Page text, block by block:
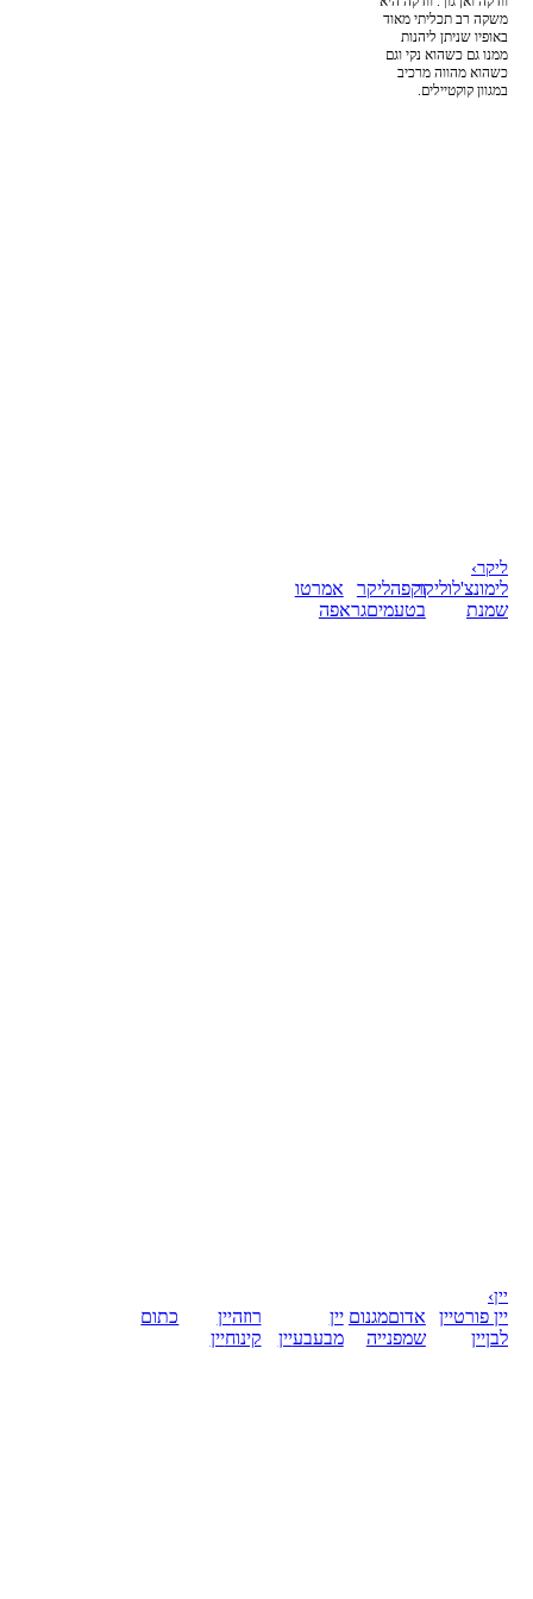
משקה רב תכליתי מאוד
באופיו שניתן ליהנות
ממנו גם כשהוא נקי וגם
כשהוא מהווה מרכיב
במגוון קוקטיילים.
ליקר›
לימונצ'לוליקר
שמנת
וקפהליקר
בטעמיםגראפה
אמרטו
יין›
יין פורטיין
לבןיין
אדוםמגנום
שמפנייה
יין
מבעבעיין
רוזהיין
קינוחיין
כתום